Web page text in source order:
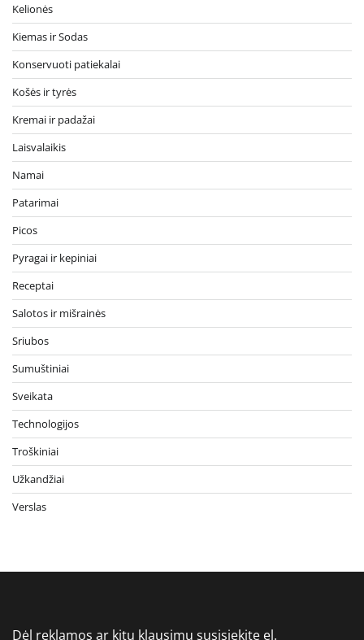
Kelionės
Kiemas ir Sodas
Konservuoti patiekalai
Košės ir tyrės
Kremai ir padažai
Laisvalaikis
Namai
Patarimai
Picos
Pyragai ir kepiniai
Receptai
Salotos ir mišrainės
Sriubos
Sumuštiniai
Sveikata
Technologijos
Troškiniai
Užkandžiai
Verslas
Dėl reklamos ar kitų klausimų susisiekite el.